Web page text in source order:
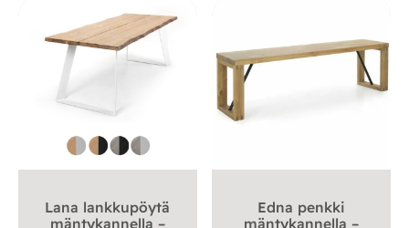
Lana lankkupöytä
mäntykannella –
Edna penkki
mäntykannella –